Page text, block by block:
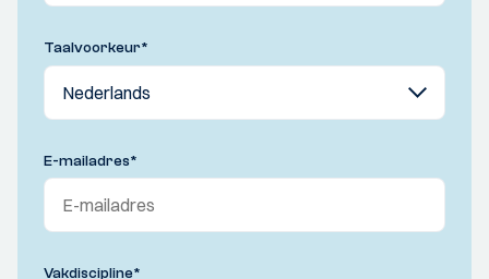
Taalvoorkeur*
E-mailadres*
Vakdiscipline*